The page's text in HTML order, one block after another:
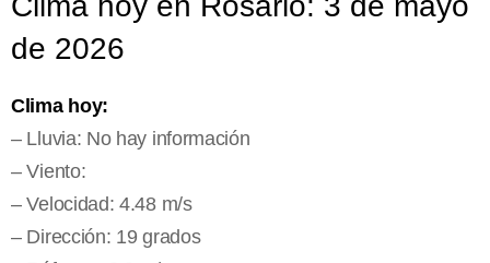
de 2026
Clima hoy:
– Lluvia: No hay información
– Viento:
– Velocidad: 4.48 m/s
– Dirección: 19 grados